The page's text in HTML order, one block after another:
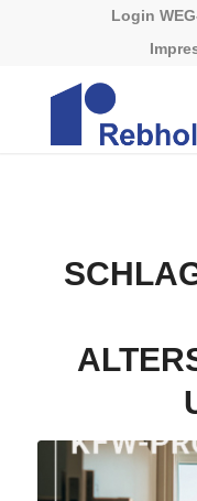
Login